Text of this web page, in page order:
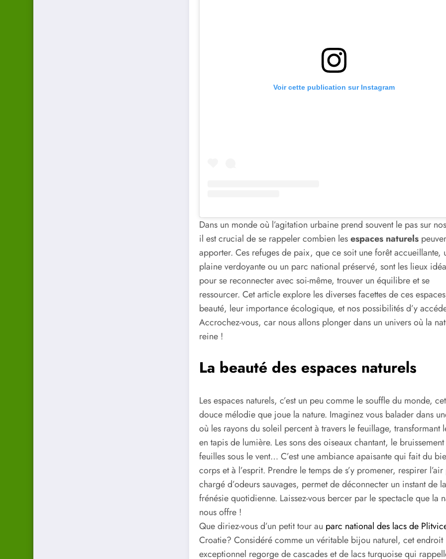
Voir cette publication sur Instagram
Dans un monde où l’agitation urbaine prend souvent le pas sur
il est crucial de se rappeler combien lesespaces naturels
apporter. Ces refuges de paix, que ce soit une forêt accueillante,
plaine verdoyante ou un parc national préservé, sont les lieux
pour se reconnecter avec soi-même, trouver un équilibre et se
ressourcer. Cet article explore les diverses facettes de ces
beauté, leur importance écologique, et nos possibilités d’y
Accrochez-vous, car nous allons plonger dans un univers où la
reine !
La beauté des espaces naturels
Les espaces naturels, c’est un peu comme le souffle du monde,
douce mélodie que joue la nature. Imaginez vous balader dans
où les rayons du soleil percent à travers le feuillage, transformant
en tapis de lumière. Les sons des oiseaux chantant, le
feuilles sous le vent… C’est une ambiance apaisante qui fait du
corps et à l’esprit. Prendre le temps de s’y promener, respirer
chargé d’odeurs sauvages, permet de déconnecter un instant de la
frénésie quotidienne. Laissez-vous bercer par le spectacle que la
nous offre !
Que diriez-vous d’un petit tour au parc national des lacs de
Croatie? Considéré comme un véritable bijou naturel, cet endroit
exceptionnel regorge de cascades et de lacs turquoise qui